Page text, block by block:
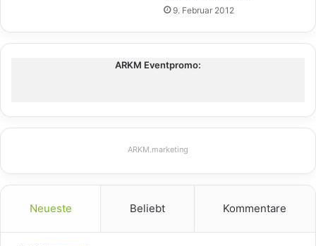
9. Februar 2012
ARKM Eventpromo:
ARKM.marketing
Neueste Beliebt Kommentare